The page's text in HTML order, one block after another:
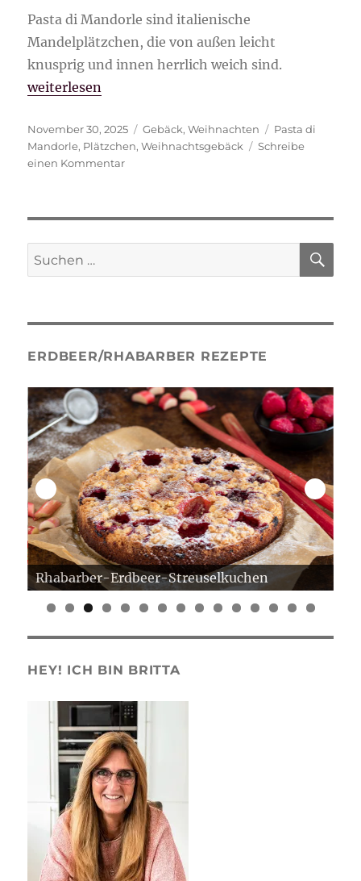
Pasta di Mandorle sind italienische
Mandelplätzchen, die von außen leicht
knusprig und innen herrlich weich sind.
„Pasta di Mandorle“
weiterlesen
Veröffentlicht
am
November 30, 2025 Kategorien
Gebäck,Weihnachten Schlagwörter
Pasta di
Mandorle, Plätzchen,Weihnachtsgebäck
Schreibe
einen Kommentarzu
Suche
nach:
ERDBEER/RHABARBER REZEPTE
Rhabarber-Erdbeer-Streuselkuchen
0 1 2 3 4 5
HEY! ICH BIN BRITTA